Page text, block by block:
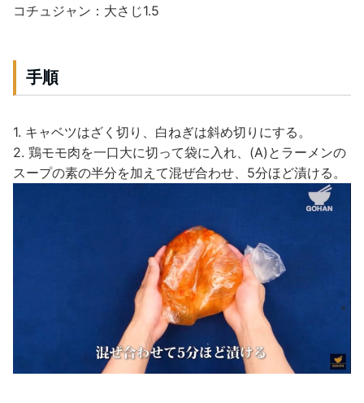
コチュジャン：大さじ1.5
手順
1. キャベツはざく切り、白ねぎは斜め切りにする。
2. 鶏モモ肉を一口大に切って袋に入れ、(A)とラーメンの
スープの素の半分を加えて混ぜ合わせ、5分ほど漬ける。